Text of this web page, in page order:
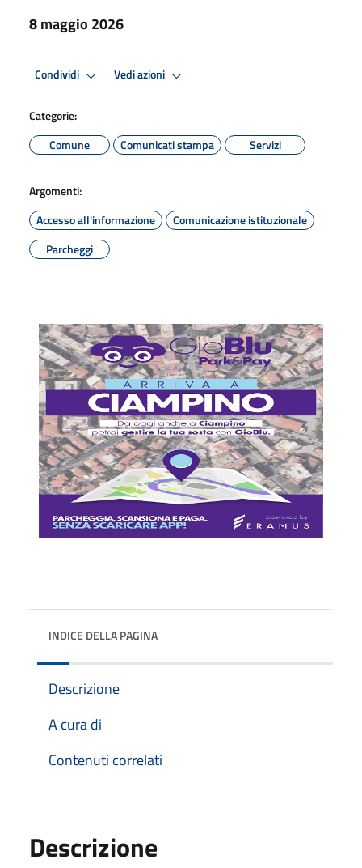
8 maggio 2026
Condividi Vedi azioni
Categorie:
Comune
Comunicati stampa Servizi
Argomenti:
Accesso all'informazione
Comunicazione istituzionale
Parcheggi
INDICE DELLA PAGINA
Descrizione
A cura di
Contenuti correlati
Descrizione